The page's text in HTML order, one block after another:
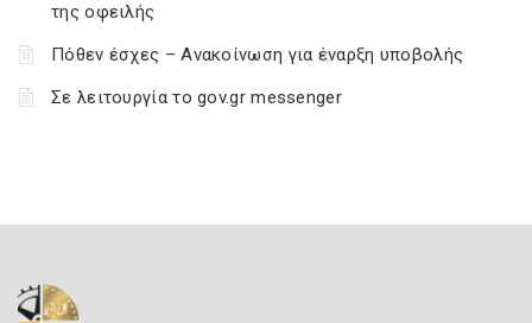
της οφειλής
Πόθεν έσχες – Ανακοίνωση για έναρξη υποβολής
Σε λειτουργία το gov.gr messenger